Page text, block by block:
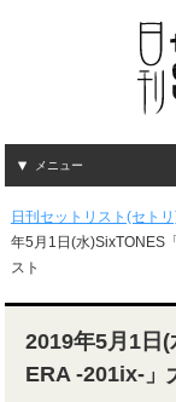
メニュー
日刊セットリスト(セト
年5月1日(水)SixTONES
スト
2019年5月1日
ERA -201ix-」